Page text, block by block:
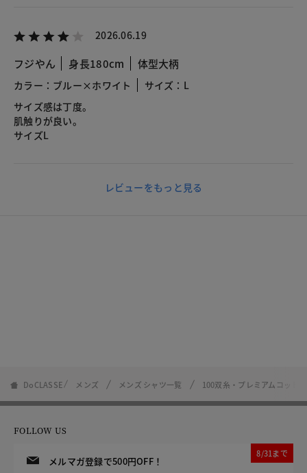
2026.06.19
フジやん 身長180cm 体型大柄
カラー：ブルー×ホワイト
サイズ：L
サイズ感は丁度。
肌触りが良い。
サイズL
レビューをもっと見る
DoCLASSE メンズ メンズ シャツ一覧 100双糸・プレミアムコット
FOLLOW US
メルマガ登録で500円OFF！
8/31まで